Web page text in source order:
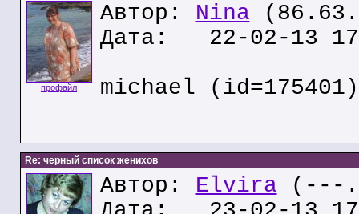
профайл
Автор: Nina
Дата: 22-02-13
michael (id=175401)
Re: черный список женихов
Автор: Elvira (---